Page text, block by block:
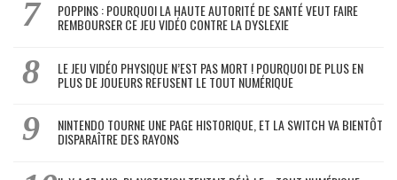
POPPINS : POURQUOI LA HAUTE AUTORITÉ DE SANTÉ VEUT FAIRE
REMBOURSER CE JEU VIDÉO CONTRE LA DYSLEXIE
LE JEU VIDÉO PHYSIQUE N’EST PAS MORT ! POURQUOI DE PLUS EN
PLUS DE JOUEURS REFUSENT LE TOUT NUMÉRIQUE
NINTENDO TOURNE UNE PAGE HISTORIQUE, ET LA SWITCH VA BIENTÔT
DISPARAÎTRE DES RAYONS